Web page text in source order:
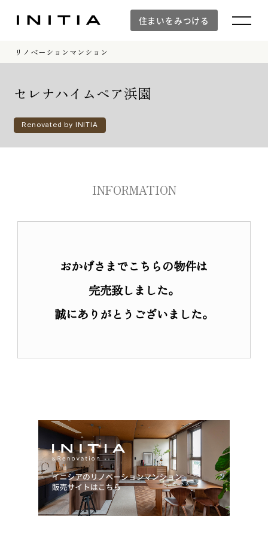
住まいをみつける
イニシアラウンジ三田
WORKS
リノベーション
リノベーションマンション
オーダーリノベーション
オーダーリノベーション事例
お客さまの声
サービスの流れ
アフターサービス
私たちのスタンス
新築一戸建
リノベーションマンション
セレナハイムペア浜園
Renovated by INITIA
INFORMATION
おかげさまでこちらの物件は
完売致しました。
誠にありがとうございました。